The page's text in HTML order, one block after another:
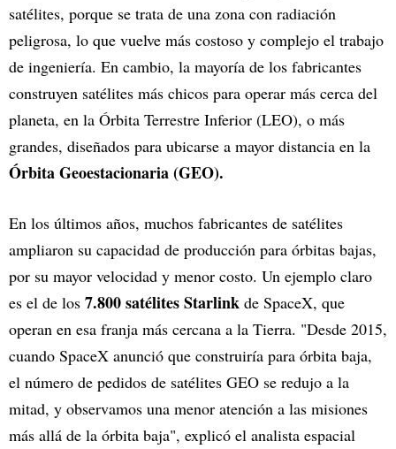
satélites, porque se trata de una zona con radiación
peligrosa, lo que vuelve más costoso y complejo el trabajo
de ingeniería. En cambio, la mayoría de los fabricantes
construyen satélites más chicos para operar más cerca del
planeta, en la Órbita Terrestre Inferior (LEO), o más
grandes, diseñados para ubicarse a mayor distancia en la
Órbita Geoestacionaria (GEO).
En los últimos años, muchos fabricantes de satélites
ampliaron su capacidad de producción para órbitas bajas,
por su mayor velocidad y menor costo. Un ejemplo claro
es el de los 7.800 satélites Starlink de SpaceX, que
operan en esa franja más cercana a la Tierra. "Desde 2015,
cuando SpaceX anunció que construiría para órbita baja,
el número de pedidos de satélites GEO se redujo a la
mitad, y observamos una menor atención a las misiones
más allá de la órbita baja", explicó el analista espacial